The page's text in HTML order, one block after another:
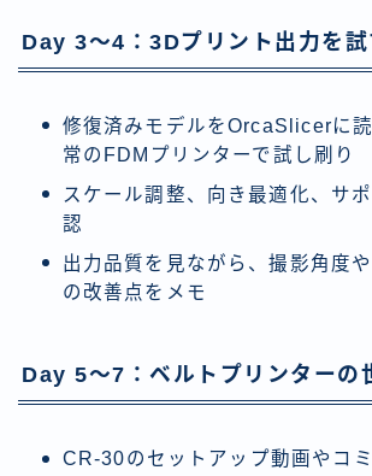
Day 3〜4：3Dプリント出力を試
修復済みモデルをOrcaSlicerに
常のFDMプリンターで試し刷り
スケール調整、向き最適化、サ
認
出力品質を見ながら、撮影角度
の改善点をメモ
Day 5〜7：ベルトプリンターの
CR-30のセットアップ動画やコ